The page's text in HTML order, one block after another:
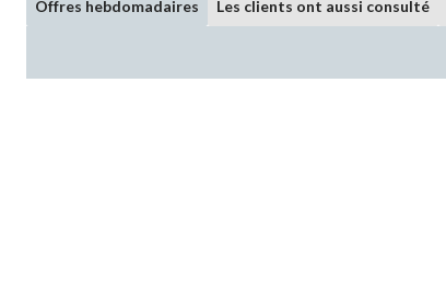
Offres hebdomadaires Les clients ont aussi consulté